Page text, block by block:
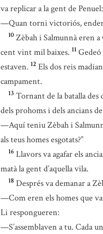
va replicar a la gent de Penuel:
—Quan torni victoriós,
10 Zèbah i Salmunnà eren
cent vint mil baixes. 11 Gedeó
estaven. 12 Els dos reis
campament.
13 Tornant de la batalla des
dels prohoms i dels ancians
—Aquí teniu Zèbah i
als teus homes esgotats?”
16 Llavors va agafar els
matà la gent d’aquella vila.
18 Després va demanar a
—Com eren els homes que
Li respongueren:
—S’assemblaven a tu. Cada